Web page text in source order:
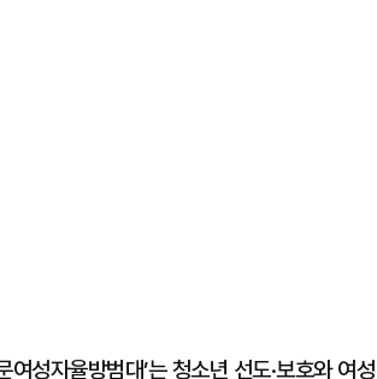
여성자율방범대’는 청소년 선도·보호와 여